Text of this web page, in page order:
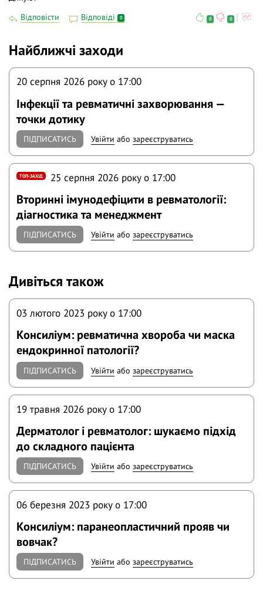
Відповісти Відповіді 0 0 0
Найближчі заходи
20 серпня 2026 року o 17:00
Інфекції та ревматичні захворювання —
точки дотику
ПІДПИСАТИСЬ Увійти абозареєструватись
ТОП-ЗАХІД 25 серпня 2026 року o 17:00
Вторинні імунодефіцити в ревматології:
діагностика та менеджмент
ПІДПИСАТИСЬ Увійти абозареєструватись
Дивіться також
03 лютого 2023 року o 17:00
Консиліум: ревматична хвороба чи маска
ендокринної патології?
ПІДПИСАТИСЬ Увійти абозареєструватись
19 травня 2026 року o 17:00
Дерматолог і ревматолог: шукаємо підхід
до складного пацієнта
ПІДПИСАТИСЬ Увійти абозареєструватись
06 березня 2023 року o 17:00
Консиліум: паранеопластичний прояв чи
вовчак?
ПІДПИСАТИСЬ Увійти абозареєструватись